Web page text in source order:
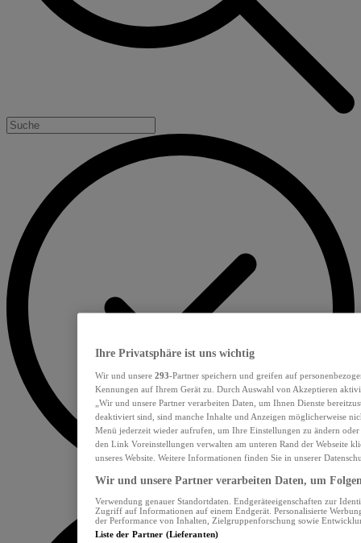
Ihre Privatsphäre ist uns wichtig
Wir und unsere 293-Partner speichern und greifen auf
Kennungen auf Ihrem Gerät zu. Durch Auswahl von Akzeptieren
„Wir und unsere Partner verarbeiten Daten, um Ihnen Dienste
deaktiviert sind, sind manche Inhalte und Anzeigen möglicherweise
Menü jederzeit wieder aufrufen, um Ihre Einstellungen zu ändern
den Link Voreinstellungen verwalten am unteren Rand der Webseite
unseres Website. Weitere Informationen finden Sie in unserer
Wir und unsere Partner verarbeiten Daten, um
Verwendung genauer Standortdaten. Endgeräteeigenschaften zur
Zugriff auf Informationen auf einem Endgerät. Personalisierte
der Performance von Inhalten, Zielgruppenforschung sowie
Liste der Partner (Lieferanten)